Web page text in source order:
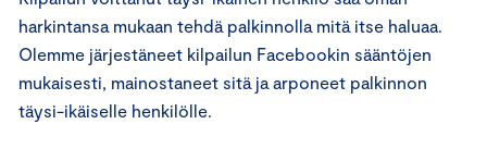
harkintansa mukaan tehdä palkinnolla mitä itse haluaa.
Olemme järjestäneet kilpailun Facebookin sääntöjen
mukaisesti, mainostaneet sitä ja arponeet palkinnon
täysi-ikäiselle henkilölle.